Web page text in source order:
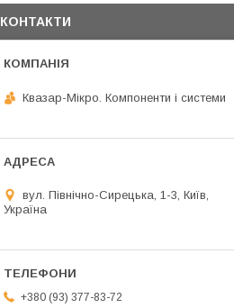
КОНТАКТИ
Квазар-Мікро. Компоненти і системи
вул. Північно-Сирецька, 1-3, Київ,
Україна
+380 (93) 377-83-72